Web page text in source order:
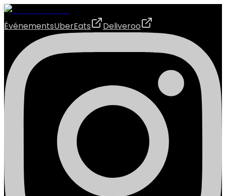
ÉvénementsUberEats Deliveroo